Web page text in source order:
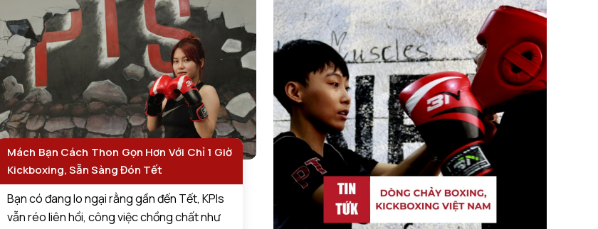
Mách Bạn Cách Thon Gọn Hơn Với Chỉ 1 Giờ
Kickboxing, Sẵn Sàng Đón Tết
Bạn có đang lo ngại rằng gần đến Tết, KPIs
vẫn réo liên hồi, công việc chồng chất như